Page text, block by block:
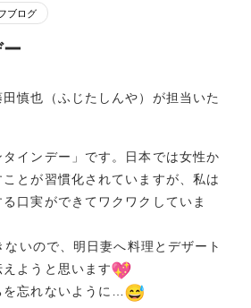
ブログ
慎也（ふじたしんや）が担当いた
インデー」です。日本では女性か
とが習慣化されていますが、私は
口実ができてワクワクしていま
いので、明日妻へ料理とデザート
ようと思います
を忘れないように…